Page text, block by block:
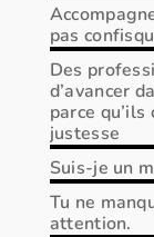
pas
Des
d’avancer
parce
justesse
Suis-je un
Tu ne
attention.